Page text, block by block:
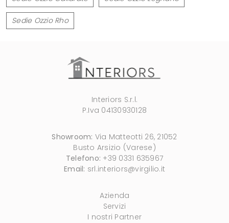
Sedie Ozzio Rho
Interiors S.r.l.
P.Iva 04130930128
Showroom: Via Matteotti 26, 21052
Busto Arsizio (Varese)
Telefono: +39 0331 635967
Email: srl.interiors@virgilio.it
Azienda
Servizi
I nostri Partner